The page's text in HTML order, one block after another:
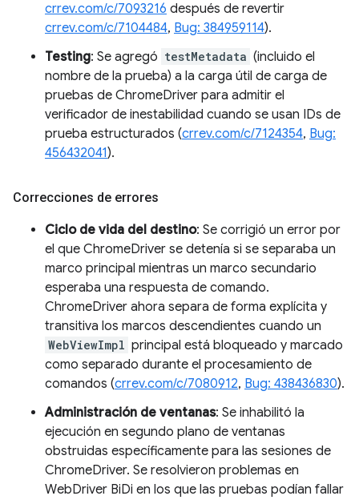
crrev.com/c/7093216 después de revertir
crrev.com/c/7104484, Bug: 384959114).
Testing: Se agregó testMetadata (incluido el
nombre de la prueba) a la carga útil de carga de
pruebas de ChromeDriver para admitir el
verificador de inestabilidad cuando se usan IDs de
prueba estructurados (crrev.com/c/7124354, Bug:
456432041).
Correcciones de errores
Ciclo de vida del destino: Se corrigió un error por
el que ChromeDriver se detenía si se separaba un
marco principal mientras un marco secundario
esperaba una respuesta de comando.
ChromeDriver ahora separa de forma explícita y
transitiva los marcos descendientes cuando un
WebViewImpl principal está bloqueado y marcado
como separado durante el procesamiento de
comandos (crrev.com/c/7080912, Bug: 438436830).
Administración de ventanas: Se inhabilitó la
ejecución en segundo plano de ventanas
obstruidas específicamente para las sesiones de
ChromeDriver. Se resolvieron problemas en
WebDriver BiDi en los que las pruebas podían fallar